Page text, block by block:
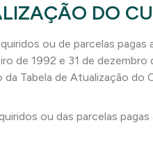
DO
ou de parcelas
de 1992 e 31 de
da Tabela de Atualização
ou das parcelas